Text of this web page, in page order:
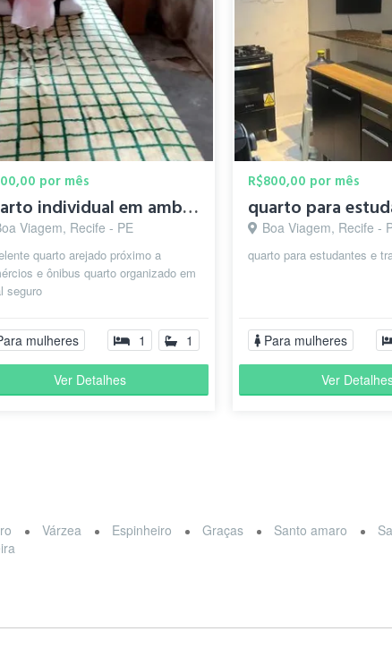
por mês
quarto individual em ambiente família é tranquilo
Viagem, Recife - PE
quarto arejado próximo a
e ônibus quarto organizado em
seguro
mulheres 1 1
Ver Detalhes
R$800,00 por mês
Boa Viagem, Recife -
quarto para estudantes e
Para mulheres
Ver
Várzea Espinheiro Graças Santo amaro